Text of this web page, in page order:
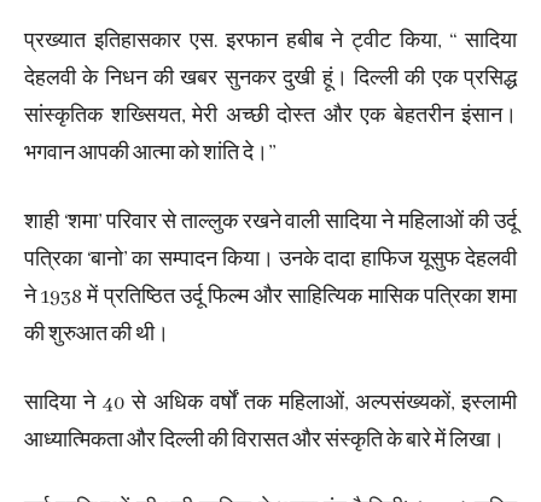
प्रख्यात इतिहासकार एस. इरफान हबीब ने ट्वीट किया, ‘‘ सादिया
देहलवी के निधन की खबर सुनकर दुखी हूं। दिल्ली की एक प्रसिद्ध
सांस्कृतिक शख्सियत, मेरी अच्छी दोस्त और एक बेहतरीन इंसान।
भगवान आपकी आत्मा को शांति दे।’’
शाही ‘शमा’ परिवार से ताल्लुक रखने वाली सादिया ने महिलाओं की उर्दू
पत्रिका ‘बानो’ का सम्पादन किया। उनके दादा हाफिज यूसुफ देहलवी
ने 1938 में प्रतिष्ठित उर्दू फिल्म और साहित्यिक मासिक पत्रिका शमा
की शुरुआत की थी।
सादिया ने 40 से अधिक वर्षों तक महिलाओं, अल्पसंख्यकों, इस्लामी
आध्यात्मिकता और दिल्ली की विरासत और संस्कृति के बारे में लिखा।